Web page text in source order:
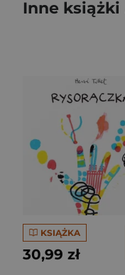
Inne książki
KSIĄŻKA
30,99 zł